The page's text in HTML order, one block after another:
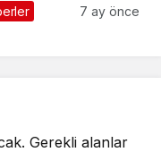
7 ay önce
Gerekli alanlar